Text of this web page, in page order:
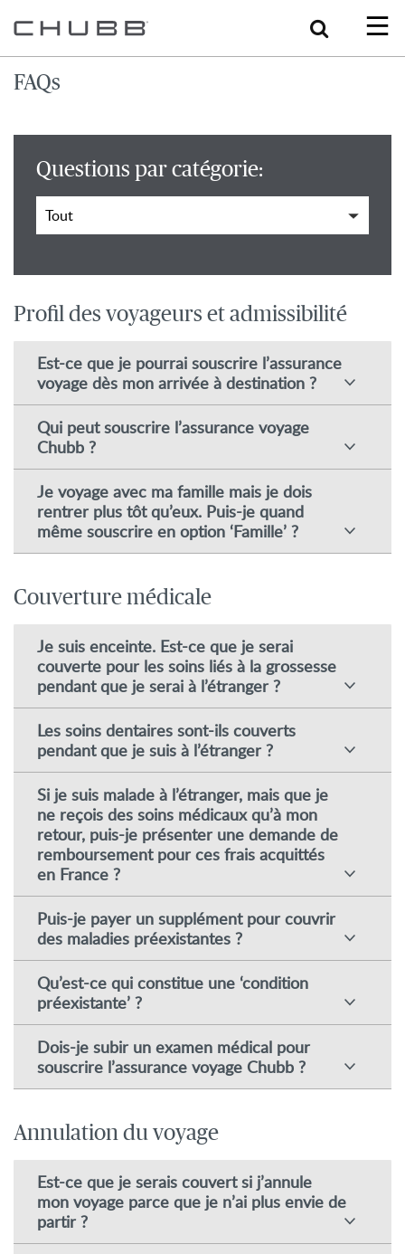
Search
FAQs
Questions par catégorie:
Profil des voyageurs et admissibilité
Est-ce que je pourrai souscrire l’assurance
voyage dès mon arrivée à destination ?
Qui peut souscrire l’assurance voyage
Chubb ?
Je voyage avec ma famille mais je dois
rentrer plus tôt qu’eux. Puis-je quand
même souscrire en option ‘Famille’ ?
Couverture médicale
Je suis enceinte. Est-ce que je serai
couverte pour les soins liés à la grossesse
pendant que je serai à l’étranger ?
Les soins dentaires sont-ils couverts
pendant que je suis à l’étranger ?
Si je suis malade à l’étranger, mais que je
ne reçois des soins médicaux qu’à mon
retour, puis-je présenter une demande de
remboursement pour ces frais acquittés
en France ?
Puis-je payer un supplément pour couvrir
des maladies préexistantes ?
Qu’est-ce qui constitue une ‘condition
préexistante’ ?
Dois-je subir un examen médical pour
souscrire l’assurance voyage Chubb ?
Annulation du voyage
Est-ce que je serais couvert si j’annule
mon voyage parce que je n’ai plus envie de
partir ?